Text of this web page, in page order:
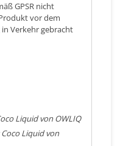
GPSR nicht
vor dem
in Verkehr gebracht
Liquid von OWLIQ
Liquid von